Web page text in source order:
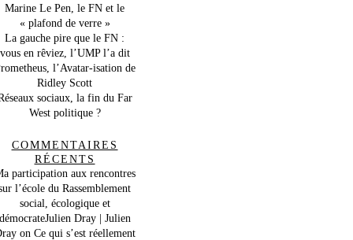
Marine Le Pen, le FN et le
« plafond de verre »
La gauche pire que le FN :
vous en rêviez, l’UMP l’a dit
l’Avatar-isation de
Ridley Scott
sociaux, la fin du Far
West politique ?
COMMENTAIRES
RÉCENTS
participation aux rencontres
l’école du Rassemblement
social, écologique et
démocrateJulien Dray | Julien
on Ce qui s’est réellement